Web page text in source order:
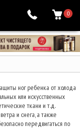
0
ног ребенка от холода
или искусственных
ткани и т.д.
и снега, а также
передвигаться по